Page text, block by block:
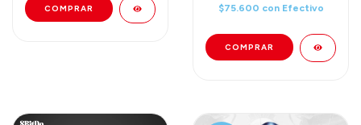
$75.600 con Efectivo